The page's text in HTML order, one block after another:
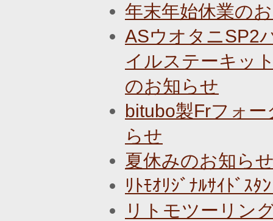
年末年始休業の
ASウオタニSP2
イルステーキッ
のお知らせ
bitubo製Frフォ
らせ
夏休みのお知ら
ﾘﾄﾓｵﾘｼﾞﾅﾙｻｲﾄﾞｽ
リトモツーリン